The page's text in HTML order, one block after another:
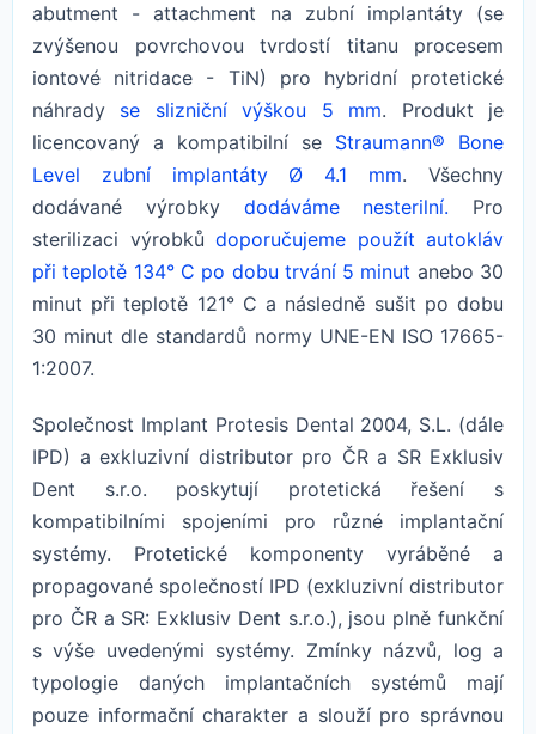
abutment - attachment na zubní implantáty (se
zvýšenou povrchovou tvrdostí titanu procesem
iontové nitridace - TiN) pro hybridní protetické
náhrady se slizniční výškou 5 mm. Produkt je
licencovaný a kompatibilní se Straumann® Bone
Level zubní implantáty Ø 4.1 mm. Všechny
dodávané výrobky dodáváme nesterilní. Pro
sterilizaci výrobků doporučujeme použít autokláv
při teplotě 134° C po dobu trvání 5 minut anebo 30
minut při teplotě 121° C a následně sušit po dobu
30 minut dle standardů normy UNE-EN ISO 17665-
1:2007.
Společnost Implant Protesis Dental 2004, S.L. (dále
IPD) a exkluzivní distributor pro ČR a SR Exklusiv
Dent s.r.o. poskytují protetická řešení s
kompatibilními spojeními pro různé implantační
systémy. Protetické komponenty vyráběné a
propagované společností IPD (exkluzivní distributor
pro ČR a SR: Exklusiv Dent s.r.o.), jsou plně funkční
s výše uvedenými systémy. Zmínky názvů, log a
typologie daných implantačních systémů mají
pouze informační charakter a slouží pro správnou